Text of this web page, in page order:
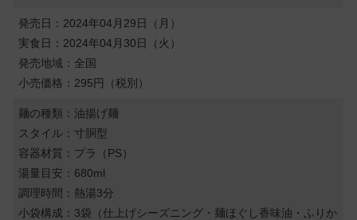
発売日：2024年04月29日（月）
実食日：2024年04月30日（火）
発売地域：全国
小売価格：295円（税別）
麺の種類：油揚げ麺
スタイル：寸胴型
容器材質：プラ（PS）
湯量目安：680ml
調理時間：熱湯3分
小袋構成：3袋（仕上げシーズニング・麺ほぐし香味油・ふりか